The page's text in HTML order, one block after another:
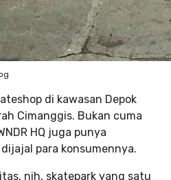
di kawasan Depok
Cimanggis. Bukan cuma
HQ juga punya
para konsumennya.
nih, skatepark yang satu